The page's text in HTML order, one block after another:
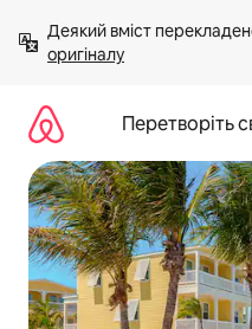
вмісту
Деякий вміст
оригіналу
Перетворіть